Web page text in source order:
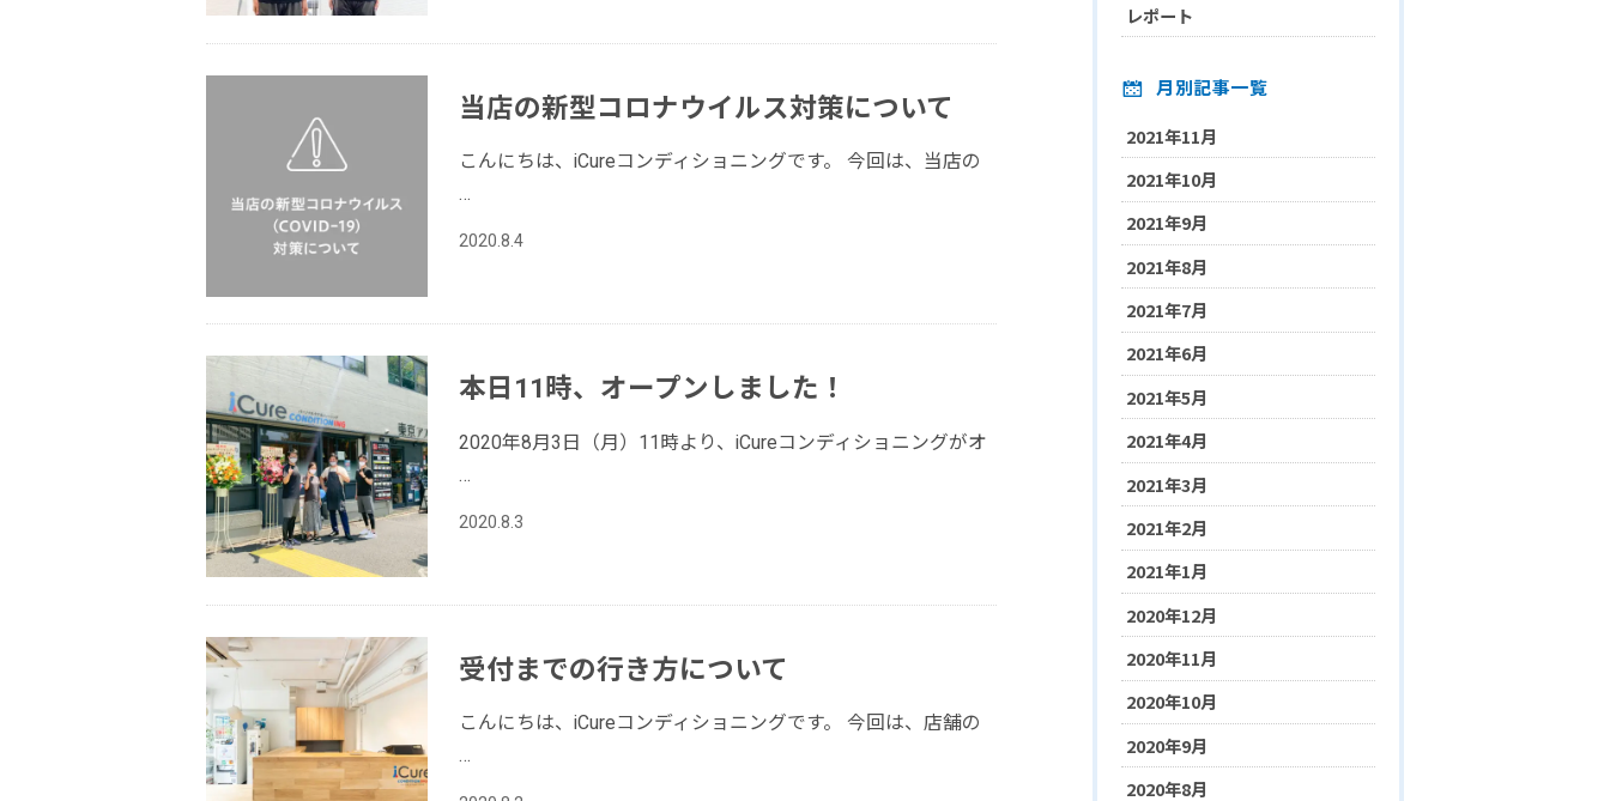
当店の新型コロナウイルス対策について
こんにちは、iCureコンディショニングです。 今回は、当店の
…
2020.8.4
本日11時、オープンしました！
2020年8月3日（月）11時より、iCureコンディショニングがオ
…
2020.8.3
受付までの行き方について
こんにちは、iCureコンディショニングです。 今回は、店舗の
…
レポート
月別記事一覧
2021年11月
2021年10月
2021年9月
2021年8月
2021年7月
2021年6月
2021年5月
2021年4月
2021年3月
2021年2月
2021年1月
2020年12月
2020年11月
2020年10月
2020年9月
2020年8月